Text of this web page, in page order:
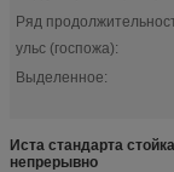
Ряд
ульс (госпожа):
Выделенное:
Иста стандарта
непрерывно